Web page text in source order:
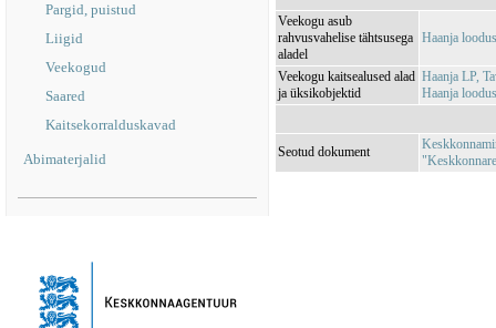
Pargid, puistud
Liigid
Veekogud
Saared
Kaitsekorralduskavad
Abimaterjalid
Veekogu asub
rahvusvahelise tähtsusega
aladel
Haanja
Veekogu kaitsealused alad
ja üksikobjektid
Haanja LP,
Haanja
Seotud dokument